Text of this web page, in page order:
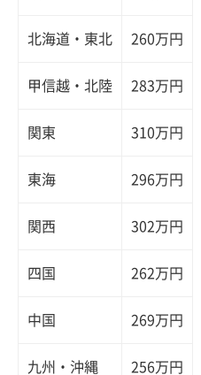
北海道・東北 260万円
甲信越・北陸 283万円
関東 310万円
東海 296万円
関西 302万円
四国 262万円
中国 269万円
九州・沖縄 256万円